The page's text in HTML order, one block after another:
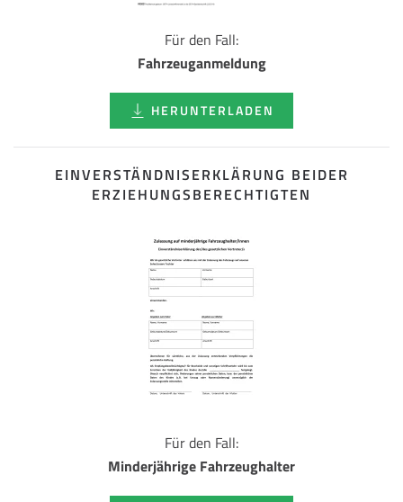
Für den Fall:
Fahrzeuganmeldung
HERUNTERLADEN
EINVERSTÄNDNISERKLÄRUNG BEIDER
ERZIEHUNGSBERECHTIGTEN
Für den Fall:
Minderjährige Fahrzeughalter